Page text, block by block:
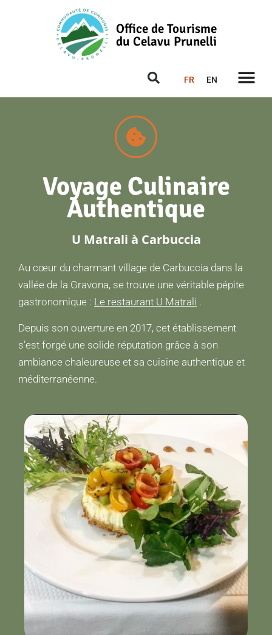
Office de Tourisme
du Celavu Prunelli
FR EN
Voyage Culinaire
Authentique
U Matrali à Carbuccia
Au cœur du charmant village de Carbuccia dans la
vallée de la Gravona, se trouve une véritable pépite
gastronomique : Le restaurant U Matrali .
Depuis son ouverture en 2017, cet établissement
s’est forgé une solide réputation grâce à son
ambiance chaleureuse et sa cuisine authentique et
méditerranéenne.